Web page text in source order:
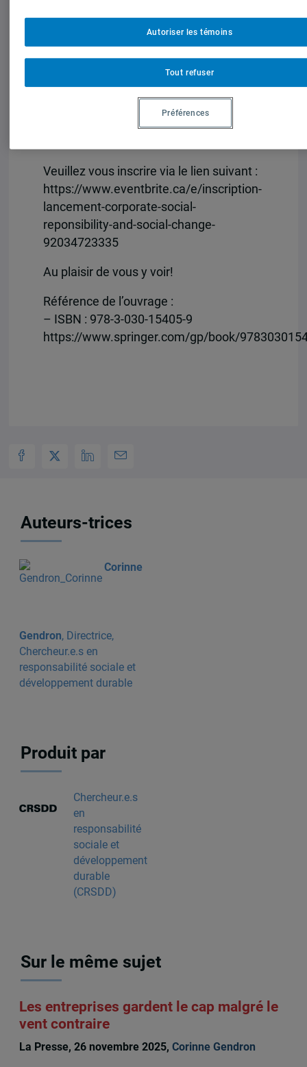
Christoph Stamm.
La table ronde sera suivie d’un cocktail
et de bouchées vous donnant l’occasion
de discuter plus amplement avec les
Veuillez vous inscrire via le lien suivant :
https://www.eventbrite.ca/e/inscription-
lancement-corporate-social-
reponsibility-and-social-change-
92034723335
Au plaisir de vous y voir!
Référence de l’ouvrage :
– ISBN : 978-3-030-15405-9
https://www.springer.com/gp/book/
Auteurs-trices
Corinne
Gendron, Directrice,
Chercheur.e.s en
responsabilité sociale et
développement durable
Produit par
Chercheur.e.s
en
responsabilité
sociale et
développement
durable
(CRSDD)
Sur le même sujet
Les entreprises gardent le cap malgré le
vent contraire
La Presse, 26 novembre 2025, Corinne Gendron
Tout refuser
Autoriser les témoins
Préférences